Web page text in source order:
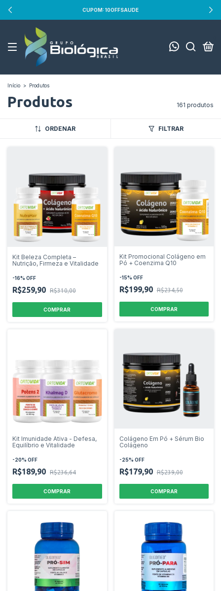
CUPOM: 10OFFSAUDE
Início > Produtos
Produtos 161 produtos
ORDENAR FILTRAR
Kit Beleza Completa –
Nutrição, Firmeza e Vitalidade
-16% OFF
R$259,90 R$310,00
COMPRAR
Kit Promocional Colágeno em
Pó + Coenzima Q10
-15% OFF
R$199,90 R$234,50
COMPRAR
Kit Imunidade Ativa - Defesa,
Equilíbrio e Vitalidade
-20% OFF
R$189,90 R$236,64
Colágeno Em Pó + Sérum Bio
Colágeno
-25% OFF
R$179,90 R$239,00